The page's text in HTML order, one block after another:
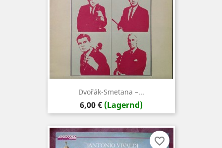
Dvořák-Smetana –...
Preis
6,00 € (Lagernd)
favorite_border